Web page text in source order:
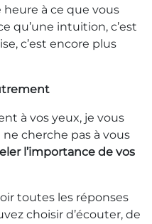
heure à ce que vous
qu’une intuition, c’est
c’est encore plus
à vos yeux, je vous
ne cherche pas à vous
l’importance de vos
toutes les réponses
choisir d’écouter, de